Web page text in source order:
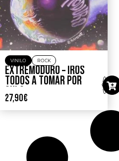
VINILO ROCK
EXTREMODURO – IROS
TODOS A TOMAR POR
CULO
27,90€